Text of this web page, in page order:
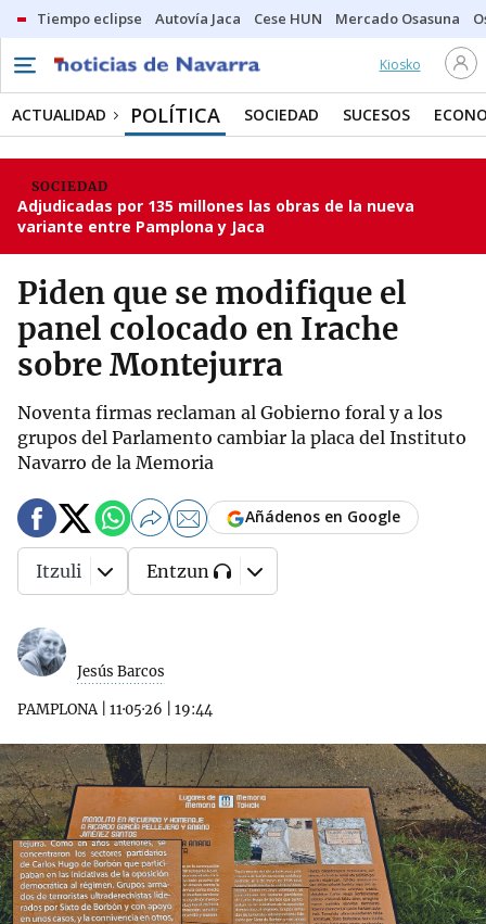
Tiempo eclipse Autovía Jaca Cese HUN Mercado Osasuna
Kiosko
ACTUALIDAD POLÍTICA SOCIEDAD SUCESOS
SOCIEDAD
Adjudicadas por 135 millones las obras de la nueva
variante entre Pamplona y Jaca
Piden que se modifique el
panel colocado en Irache
sobre Montejurra
Noventa firmas reclaman al Gobierno foral y a los
grupos del Parlamento cambiar la placa del Instituto
Navarro de la Memoria
Jesús Barcos
PAMPLONA| 11·05·26 19:44
Añádenos en Google
Itzuli Entzun